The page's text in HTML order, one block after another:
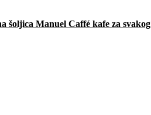
šoljica Manuel Caffé kafe za